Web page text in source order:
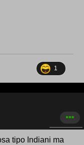
1
tipo Indiani ma